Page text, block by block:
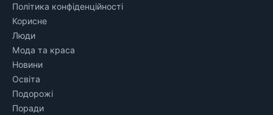
Політика конфіденційності
Корисне
Люди
Мода та краса
Новини
Освіта
Подорожі
Поради